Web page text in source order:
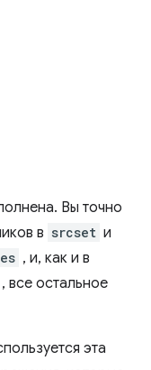
Вы точно
в srcset и
, и, как и в
, все остальное
эта